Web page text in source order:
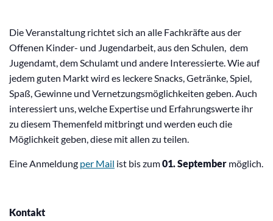
Die Veranstaltung richtet sich an alle Fachkräfte aus der
Offenen Kinder- und Jugendarbeit, aus den Schulen, dem
Jugendamt, dem Schulamt und andere Interessierte. Wie auf
jedem guten Markt wird es leckere Snacks, Getränke, Spiel,
Spaß, Gewinne und Vernetzungsmöglichkeiten geben. Auch
interessiert uns, welche Expertise und Erfahrungswerte ihr
zu diesem Themenfeld mitbringt und werden euch die
Möglichkeit geben, diese mit allen zu teilen.
Eine Anmeldung per Mail ist bis zum01. September möglich.
Kontakt